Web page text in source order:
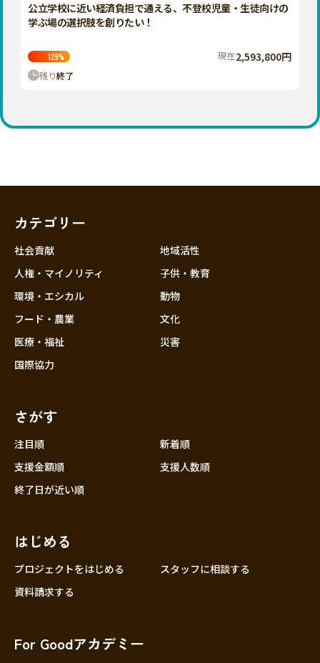
大阪
奈良
広島
公立学校に近い経済負担で通える、不登校児童・生徒向けの
学ぶ場の選択肢を創りたい！
129% 現在2,593,800円
残り終了
カテゴリー
社会貢献
人権・マイノリティ
環境・エシカル
フード・農業
医療・福祉
国際協力
地域活性
子供・教育
動物
文化
災害
さがす
注目順
新着順
支援金額順
支援人数順
終了日が近い順
はじめる
プロジェクトをはじめる
スタッフに相談する
資料請求する
For Goodアカデミー